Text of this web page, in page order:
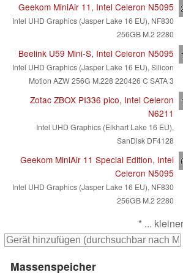
Geekom MiniAir 11, Intel Celeron N5095
Intel UHD Graphics (Jasper Lake 16 EU), NF830
256GB M.2 2280
Beelink U59 Mini-S, Intel Celeron N5095
Intel UHD Graphics (Jasper Lake 16 EU), Silicon
Motion AZW 256G M.228 220426 C SATA 3
Zotac ZBOX PI336 pico, Intel Celeron
N6211
Intel UHD Graphics (Elkhart Lake 16 EU),
SanDisk DF4128
Geekom MiniAir 11 Special Edition, Intel
Celeron N5095
Intel UHD Graphics (Jasper Lake 16 EU), NF830
256GB M.2 2280
* ...
Massenspeicher